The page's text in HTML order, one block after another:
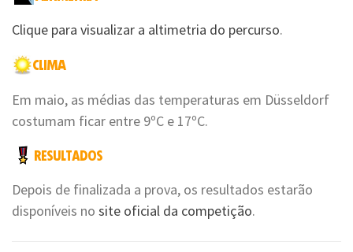
Clique para visualizar a altimetria do percurso.
Em maio, as médias das temperaturas em Düsseldorf
costumam ficar entre 9ºC e 17ºC.
Depois de finalizada a prova, os resultados estarão
disponíveis no site oficial da competição.